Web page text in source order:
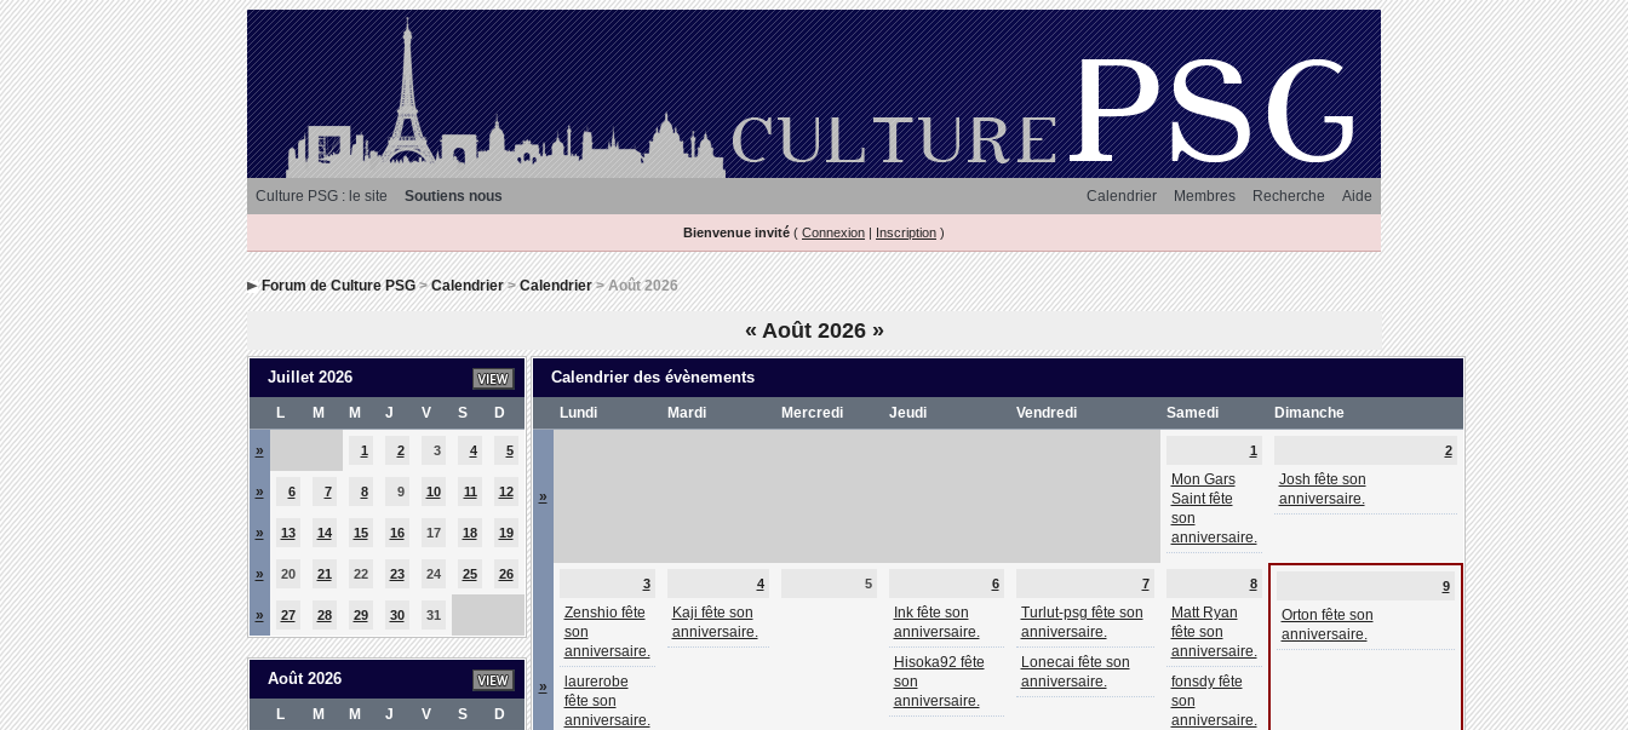
Culture PSG : le site Soutiens nous Aide
Recherche
Membres
Calendrier
Bienvenue invité ( Connexion | Inscription )
Forum de Culture PSG>Calendrier>Calendrier> Août 2026
« Août 2026 »
Juillet 2026
L M M J V S D
» 1 2 3 4 5
» 6 7 8 9 10 11 12
» 13 14 15 16 17 18 19
» 20 21 22 23 24 25 26
» 27 28 29 30 31
Août 2026
L M M J V S D
Calendrier des évènements
Lundi Mardi Mercredi Jeudi Vendredi Samedi Dimanche
»
1
Mon Gars
Saint fête
son
anniversaire.
2
Josh fête son
anniversaire.
»
3
Zenshio fête
son
anniversaire.
laurerobe
fête son
anniversaire.
4
Kaji fête son
anniversaire.
5 6
Ink fête son
anniversaire.
Hisoka92 fête
son
anniversaire.
7
Turlut-psg fête son
anniversaire.
Lonecai fête son
anniversaire.
8
Matt Ryan
fête son
anniversaire.
fonsdy fête
son
anniversaire.
9
Orton fête son
anniversaire.